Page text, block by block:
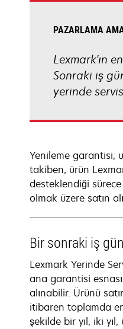
PAZARLAMA
Lexmark'ın
Sonraki iş
yerinde servis
Yenileme garantisi,
takiben, ürün
desteklendiği
olmak üzere satın
Bir sonraki iş
Lexmark Yerinde
ana garantisi
alınabilir. Ürünü
itibaren toplamda
şekilde bir yıl, iki yıl,